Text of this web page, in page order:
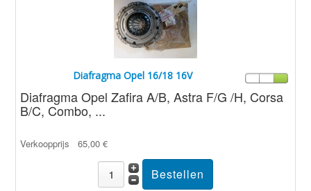
Diafragma Opel 16/18 16V
Diafragma Opel Zafira A/B, Astra F/G /H, Corsa
B/C, Combo, ...
Verkoopprijs 65,00 €